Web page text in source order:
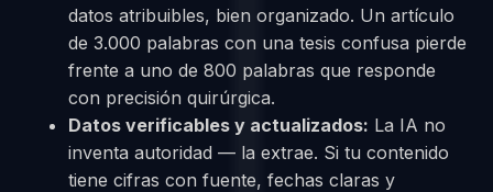
datos atribuibles, bien organizado. Un artículo
de 3.000 palabras con una tesis confusa pierde
frente a uno de 800 palabras que responde
con precisión quirúrgica.
Datos verificables y actualizados: La IA no
inventa autoridad — la extrae. Si tu contenido
tiene cifras con fuente, fechas claras y